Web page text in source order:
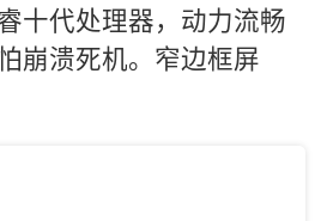
十代处理器，动力流畅
崩溃死机。窄边框屏